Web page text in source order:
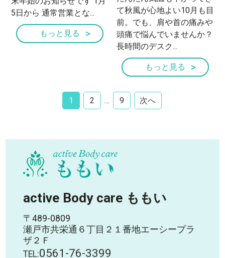
5日から 通常営業とな...
もっと見る
て秋風が心地よい10月も目
前。でも、肩や首の痛みや
頭痛で悩んでいませんか？
長時間のデスク...
もっと見る
1 2 … 9 次へ
active Body care ももい
〒489-0809
瀬戸市共栄通６丁目２１番地エーシープラ
ザ２Ｆ
TEL:0561-76-3399